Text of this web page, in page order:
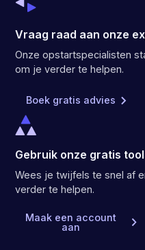
Vraag raad aan onze
Onze opstartspecialisten
om je verder te helpen.
Boek gratis advies
Gebruik onze gratis
Wees je twijfels te snel af
verder te helpen.
Maak een account
aan